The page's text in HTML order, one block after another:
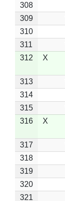
308
309
310
311
312
X
313
314
315
316
X
317
318
319
320
321